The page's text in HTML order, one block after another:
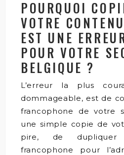
POURQUOI
VOTRE
EST UNE
POUR VOTRE
BELGIQUE ?
L’erreur la plus
dommageable, est de
francophone de votre
une simple copie de
pire, de dupliquer
francophone pour